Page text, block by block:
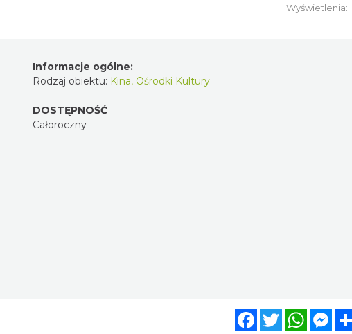
Wyświetlenia:
Informacje ogólne:
Rodzaj obiektu: Kina, Ośrodki Kultury
DOSTĘPNOŚĆ
Całoroczny
FacebookTwitter